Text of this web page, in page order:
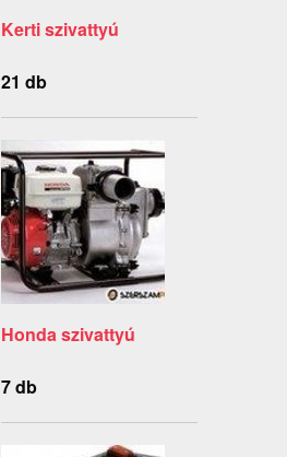
Kerti szivattyú
21 db
Honda szivattyú
7 db